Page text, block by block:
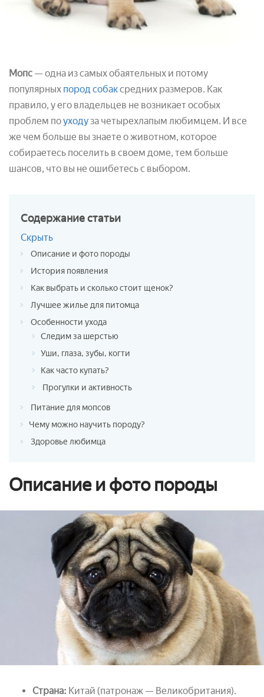
Мопс — одна из самых обаятельных и потому
популярных пород собаксредних размеров. Как
правило, у его владельцев не возникает особых
проблем поуходу за четырехлапым любимцем. И все
же чем больше вы знаете о животном, которое
собираетесь поселить в своем доме, тем больше
шансов, что вы не ошибетесь с выбором.
Содержаниестатьи
Скрыть
Описание и фото породы
История появления
Как выбрать и сколько стоит щенок?
Лучшее жилье для питомца
Особенности ухода
Следим за шерстью
Уши, глаза, зубы, когти
Как часто купать?
Прогулки и активность
Питание для мопсов
Чему можно научить породу?
Здоровье любимца
Описание и фото породы
Страна: Китай (патронаж — Великобритания).